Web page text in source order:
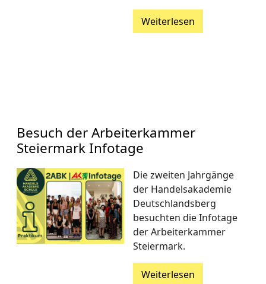
Weiterlesen
Besuch der Arbeiterkammer
Steiermark Infotage
Die zweiten Jahrgänge
der Handelsakademie
Deutschlandsberg
besuchten die Infotage
der Arbeiterkammer
Steiermark.
Weiterlesen